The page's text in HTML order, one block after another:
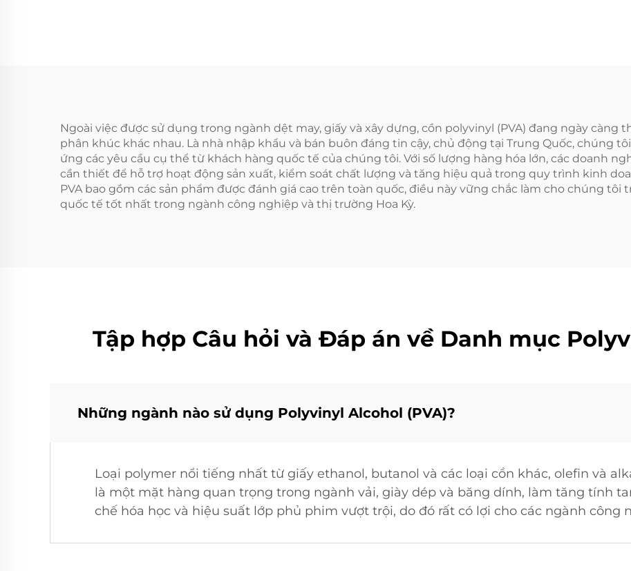
Ngoài việc được sử dụng trong ngành dệt may, giấy và xây dựng, cồn polyvinyl (PVA) đang ngày
phân khúc khác nhau. Là nhà nhập khẩu và bán buôn đáng tin cậy, chủ động tại Trung Quốc, chúng
ứng các yêu cầu cụ thể từ khách hàng quốc tế của chúng tôi. Với số lượng hàng hóa lớn, các doanh
cần thiết để hỗ trợ hoạt động sản xuất, kiểm soát chất lượng và tăng hiệu quả trong quy trình kinh
PVA bao gồm các sản phẩm được đánh giá cao trên toàn quốc, điều này vững chắc làm cho chúng
quốc tế tốt nhất trong ngành công nghiệp và thị trường Hoa Kỳ.
Tập hợp Câu hỏi và Đáp án về Danh mục
Những ngành nào sử dụng Polyvinyl Alcohol (PVA)?
Loại polymer nổi tiếng nhất từ giấy ethanol, butanol và các loại cồn khác, olefin và
là một mặt hàng quan trọng trong ngành vải, giày dép và băng dính, làm tăng tính
chế hóa học và hiệu suất lớp phủ phim vượt trội, do đó rất có lợi cho các ngành công